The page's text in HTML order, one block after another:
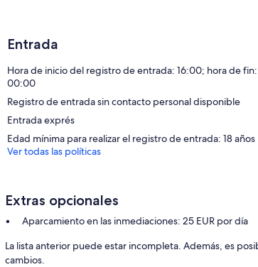
Entrada
Hora de inicio del registro de entrada: 16:00; hora de fin:
00:00
Registro de entrada sin contacto personal disponible
Entrada exprés
Edad mínima para realizar el registro de entrada: 18 años
Ver todas las políticas
Extras opcionales
Aparcamiento en las inmediaciones: 25 EUR por día
La lista anterior puede estar incompleta. Además, es
cambios.